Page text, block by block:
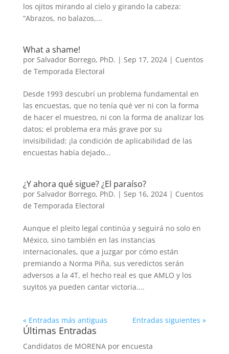
los ojitos mirando al cielo y girando la cabeza:
“Abrazos, no balazos,...
What a shame!
por Salvador Borrego, PhD. | Sep 17, 2024| Cuentos
de Temporada Electoral
Desde 1993 descubrí un problema fundamental en
las encuestas, que no tenía qué ver ni con la forma
de hacer el muestreo, ni con la forma de analizar los
datos; el problema era más grave por su
invisibilidad: ¡la condición de aplicabilidad de las
encuestas había dejado...
¿Y ahora qué sigue? ¿El paraíso?
por Salvador Borrego, PhD. | Sep 16, 2024| Cuentos
de Temporada Electoral
Aunque el pleito legal continúa y seguirá no solo en
México, sino también en las instancias
internacionales, que a juzgar por cómo están
premiando a Norma Piña, sus veredictos serán
adversos a la 4T, el hecho real es que AMLO y los
suyitos ya pueden cantar victoria....
« Entradas más antiguas Entradas siguientes »
Últimas Entradas
Candidatos de MORENA por encuesta